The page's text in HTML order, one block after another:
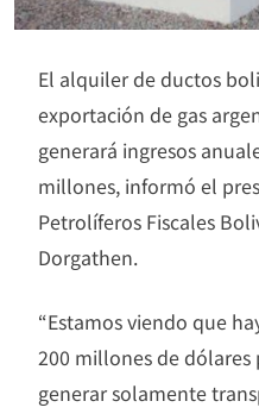
El alquiler de ductos
exportación de gas
generará ingresos
millones, informó el
Petrolíferos Fiscales
Dorgathen.
“Estamos viendo que
200 millones de
generar solamente